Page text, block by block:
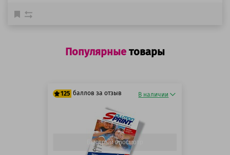
Популярные товары
125 баллов за отзыв
125 баллов
125 баллов
В наличии
Быстрый просмотр